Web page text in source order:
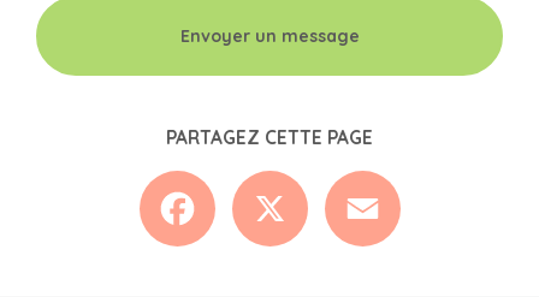
Envoyer un message
PARTAGEZ CETTE PAGE
Facebook